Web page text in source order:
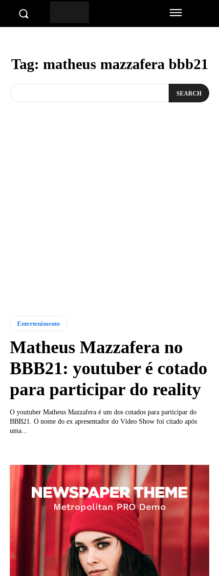
Tag: matheus mazzafera bbb21
SEARCH
Entretenimento
Matheus Mazzafera no
BBB21: youtuber é cotado
para participar do reality
O youtuber Matheus Mazzafera é um dos cotados para participar do
BBB21. O nome do ex apresentador do Vídeo Show foi citado após
uma...